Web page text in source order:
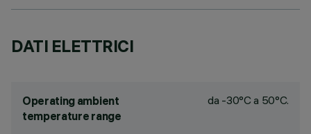
DATI ELETTRICI
Operating ambient
temperature range
da -30°C a 50°C.